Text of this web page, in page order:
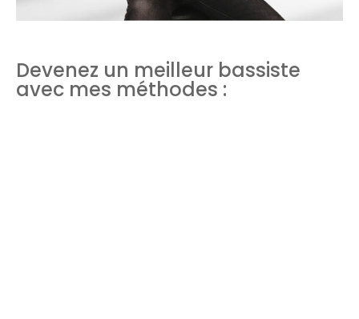
Devenez un meilleur bassiste
avec mes méthodes :